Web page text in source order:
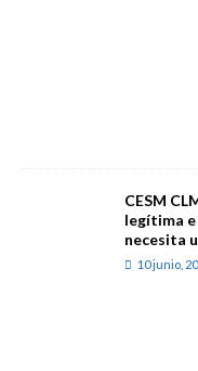
CESM
legítima
necesita
10 junio,